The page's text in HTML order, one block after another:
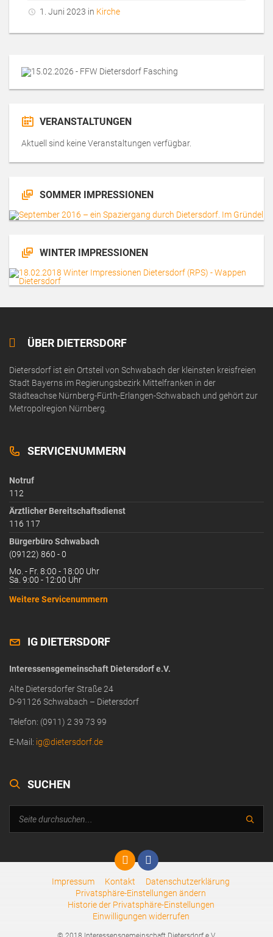
1. Juni 2023 in Kirche
VERANSTALTUNGEN
Aktuell sind keine Veranstaltungen verfügbar.
SOMMER IMPRESSIONEN
WINTER IMPRESSIONEN
ÜBER DIETERSDORF
Dietersdorf ist ein Ortsteil von Schwabach der kleinsten kreisfreien
Stadt Bayerns im Regierungsbezirk Mittelfranken in der
Städteachse Nürnberg-Fürth-Erlangen-Schwabach und gehört zur
Metropolregion Nürnberg.
SERVICENUMMERN
Notruf
112
Ärztlicher Bereitschaftsdienst
116 117
Bürgerbüro Schwabach
(09122) 860 - 0
Mo. - Fr. 8:00 - 18:00 Uhr
Sa. 9:00 - 12:00 Uhr
Weitere Servicenummern
IG DIETERSDORF
Interessensgemeinschaft Dietersdorf e.V.
Alte Dietersdorfer Straße 24
D-91126 Schwabach – Dietersdorf
Telefon: (0911) 2 39 73 99
E-Mail: ig@dietersdorf.de
SUCHEN
Impressum Kontakt
Datenschutzerklärung
Privatsphäre-Einstellungen ändern
Historie der Privatsphäre-Einstellungen
Einwilligungen widerrufen